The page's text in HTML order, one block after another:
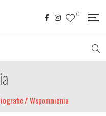
0
/ Wspomnienia